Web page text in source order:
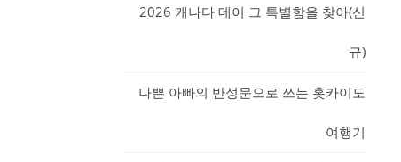
2026 캐나다 데이 그 특별함을 찾아(신
규)
나쁜 아빠의 반성문으로 쓰는 홋카이도
여행기